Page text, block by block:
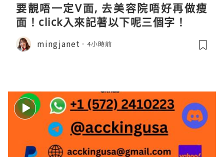
要靚唔一定V面, 去美容院唔好再做瘦
面！click入來記著以下呢三個字！
mingjanet 4小時前